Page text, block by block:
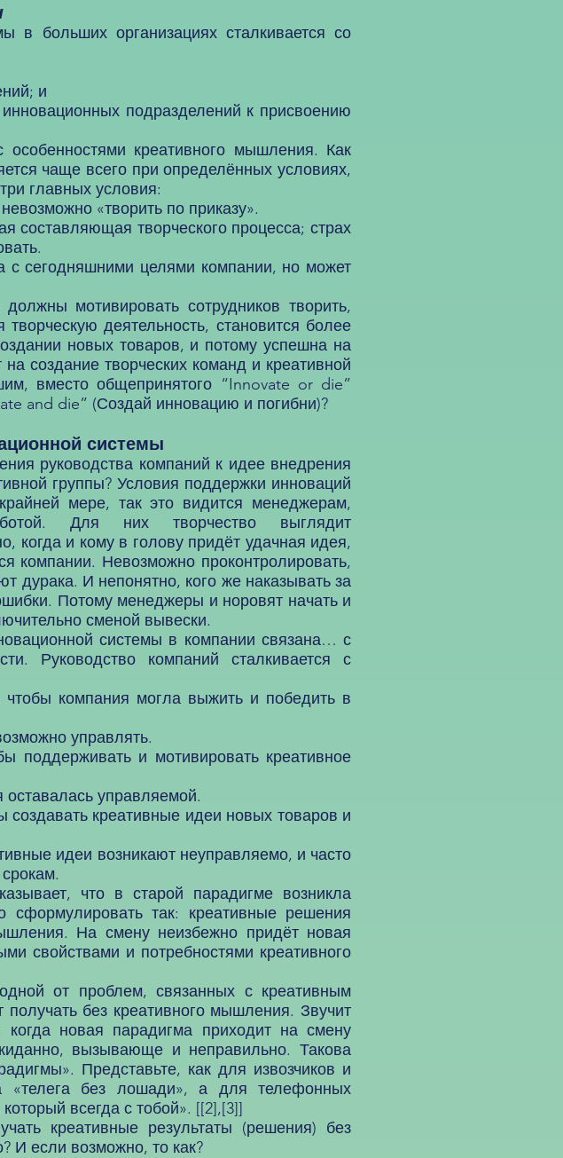
больших организациях сталкивается со
и
подразделений к присвоению
креативного мышления. Как
чаще всего при определённых условиях,
главных условия:
«творить по приказу».
составляющая творческого процесса; страх
с сегодняшними целями компании, но может
мотивировать сотрудников творить,
деятельность, становится более
новых товаров, и потому успешна на
создание творческих команд и креативной
вместо общепринятого “Innovate or die”
and die” (Создай инновацию и погибни)?
системы
руководства компаний к идее внедрения
группы? Условия поддержки инноваций
мере, так это видится менеджерам,
Для них творчество выглядит
когда и кому в голову придёт удачная идея,
компании. Невозможно проконтролировать,
дурака. И непонятно, кого же наказывать за
Потому менеджеры и норовят начать и
сменой вывески.
системы в компании связана… с
Руководство компаний сталкивается с
чтобы компания могла выжить и победить в
управлять.
поддерживать и мотивировать креативное
управляемой.
креативные идеи новых товаров и
идеи возникают неуправляемо, и часто
что в старой парадигме возникла
так: креативные решения
На смену неизбежно придёт новая
свойствами и потребностями креативного
от проблем, связанных с креативным
без креативного мышления. Звучит
новая парадигма приходит на смену
вызывающе и неправильно. Такова
Представьте, как для извозчиков и
«телега без лошади», а для телефонных
всегда с тобой». [[2],[3]]
креативные результаты (решения) без
И если возможно, то как?